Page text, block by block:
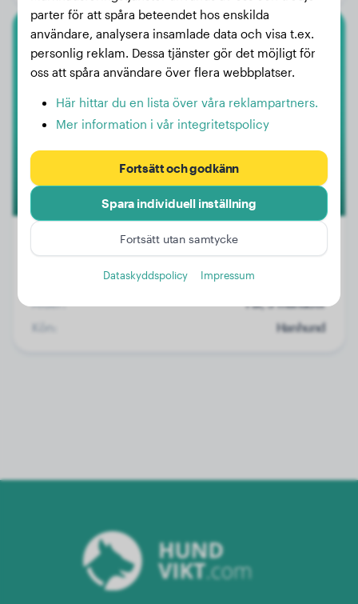
Bichon Havanais
Ålder:
1 år, 3 månader
Kön:
Hanhund
parter för att spåra beteendet hos enskilda
användare, analysera insamlade data och visa t.ex.
personlig reklam. Dessa tjänster gör det möjligt för
oss att spåra användare över flera webbplatser.
Här hittar du en lista över våra reklampartners.
Mer information i vår integritetspolicy
Fortsätt och godkänn
Spara individuell inställning
Fortsätt utan samtycke
Dataskyddspolicy Impressum